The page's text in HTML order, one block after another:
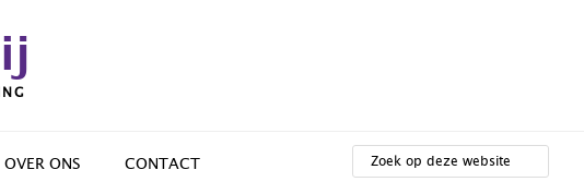
OVER ONS CONTACT
OP
DEZE